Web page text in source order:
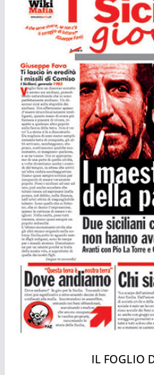
IL FOGLIO